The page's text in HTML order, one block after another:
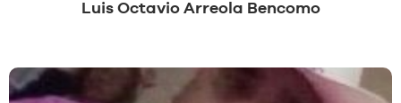
Luis Octavio Arreola Bencomo